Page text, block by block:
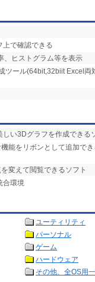
上で確認できる
、ヒストグラム等を表示
ツール(64bit,32biit Excel両
い3Dグラフを作成できる
能をリボンとして追加で
変えて閲覧できるソフト
合環境
ユーティリティ
パーソナル
ゲーム
ハードウェア
その他、全OS用